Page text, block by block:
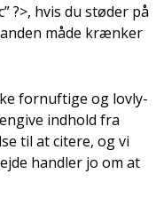
?>, hvis du stø­der på
måde kræn­ker
for­nuf­ti­ge og lovly­
ind­hold fra
til at cite­re, og vi
hand­ler jo om at